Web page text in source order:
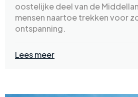
oostelijke deel van de
mensen naartoe trekken voor
ontspanning.
Lees meer